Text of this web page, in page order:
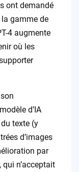
ont demandé
la gamme de
4 augmente
où les
d’IA
texte (y
d’images
par
qui n’acceptait